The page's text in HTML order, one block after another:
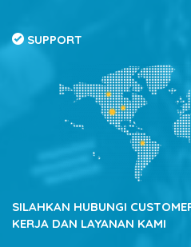
SUPPORT
SILAHKAN HUBUNGI
KERJA DAN LAYANAN KAMI